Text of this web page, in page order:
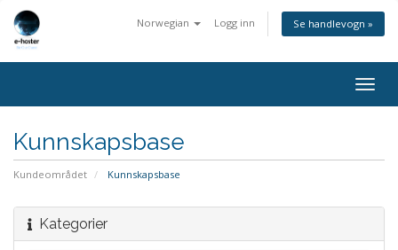
Norwegian Logg inn Se handlevogn »
Bytt
Kunnskapsbase
Kundeområdet Kunnskapsbase
Kategorier